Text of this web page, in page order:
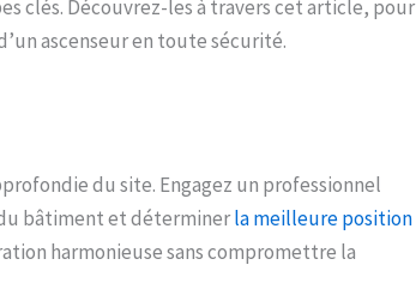
clés. Découvrez-les à travers cet article, pour
ascenseur en toute sécurité.
du site. Engagez un professionnel
bâtiment et déterminerla meilleure position
harmonieuse sans compromettre la